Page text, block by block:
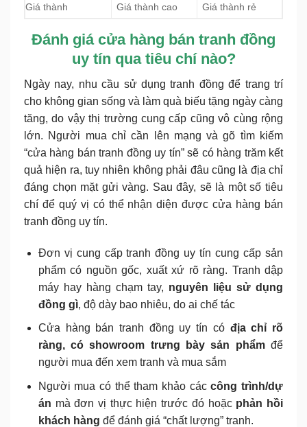
Giá thành Giá thành cao Giá thành rẻ
Đánh giá cửa hàng bán tranh đồng
uy tín qua tiêu chí nào?
Ngày nay, nhu cầu sử dụng tranh đồng để trang trí
cho không gian sống và làm quà biếu tặng ngày càng
tăng, do vậy thị trường cung cấp cũng vô cùng rộng
lớn. Người mua chỉ cần lên mạng và gõ tìm kiếm
“cửa hàng bán tranh đồng uy tín” sẽ có hàng trăm kết
quả hiện ra, tuy nhiên không phải đâu cũng là địa chỉ
đáng chọn mặt gửi vàng. Sau đây, sẽ là một số tiêu
chí để quý vị có thể nhận diện được cửa hàng bán
tranh đồng uy tín.
Đơn vị cung cấp tranh đồng uy tín cung cấp sản
phẩm có nguồn gốc, xuất xứ rõ ràng. Tranh dập
máy hay hàng chạm tay, nguyên liệu sử dụng
đồng gì, độ dày bao nhiêu, do ai chế tác
Cửa hàng bán tranh đồng uy tín có địa chỉ rõ
ràng, có showroom trưng bày sản phẩmđể
người mua đến xem tranh và mua sắm
Người mua có thể tham khảo cáccông trình/dự
án mà đơn vị thực hiện trước đó hoặc phản hồi
khách hàng để đánh giá “chất lượng” tranh.